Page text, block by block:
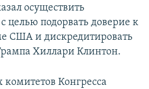
осуществить
целью подорвать доверие к
США и дискредитировать
Хиллари Клинтон.
Конгресса